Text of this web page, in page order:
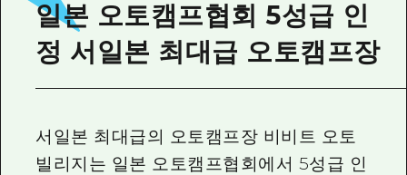
사진 다운로드
재해가 발생했을 때의 교통 정보
일본 오토캠프협회 5성급 인
정 서일본 최대급 오토캠프장
서일본 최대급의 오토캠프장 비비트 오토
빌리지는 일본 오토캠프협회에서 5성급 인